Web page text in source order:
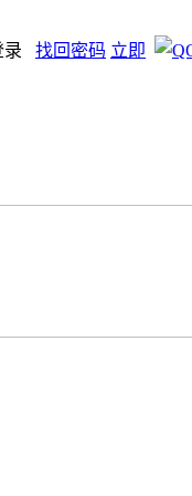
录 找回密码 立即